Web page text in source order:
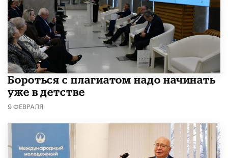
​Бороться с плагиатом надо начинать
уже в детстве
9 ФЕВРАЛЯ